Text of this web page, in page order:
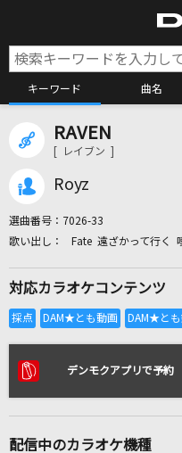
キーワード 曲名
全
リアルタイム
RAVEN
[ レイブン ]
Royz
選曲番号： 7026-33
Fate 遠ざかって行く
対応カラオケコンテンツ
デンモクアプリで予約
配信中のカラオケ機種